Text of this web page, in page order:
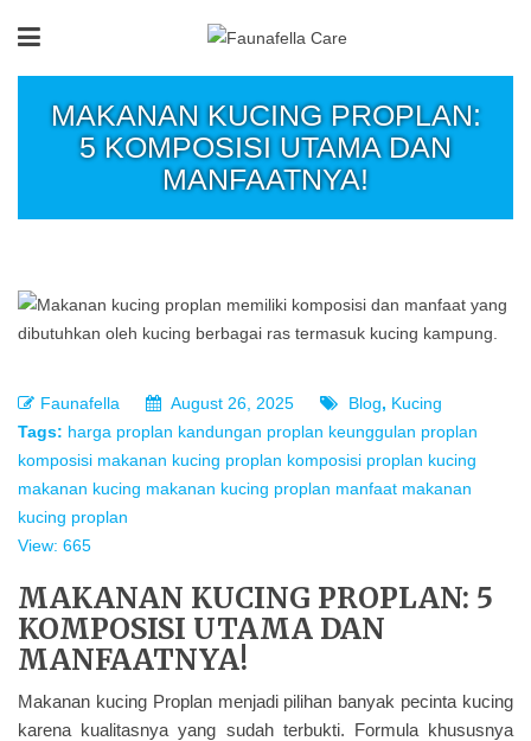
MAKANAN KUCING PROPLAN:
5 KOMPOSISI UTAMA DAN
MANFAATNYA!
Faunafella August 26, 2025 Blog, Kucing
Tags: harga proplan kandungan proplan keunggulan proplan
komposisi makanan kucing proplan komposisi proplan kucing
makanan kucing makanan kucing proplan manfaat makanan
kucing proplan
View: 665
MAKANAN KUCING PROPLAN: 5
KOMPOSISI UTAMA DAN
MANFAATNYA!
Makanan kucing Proplan menjadi pilihan banyak pecinta kucing
karena kualitasnya yang sudah terbukti. Formula khususnya